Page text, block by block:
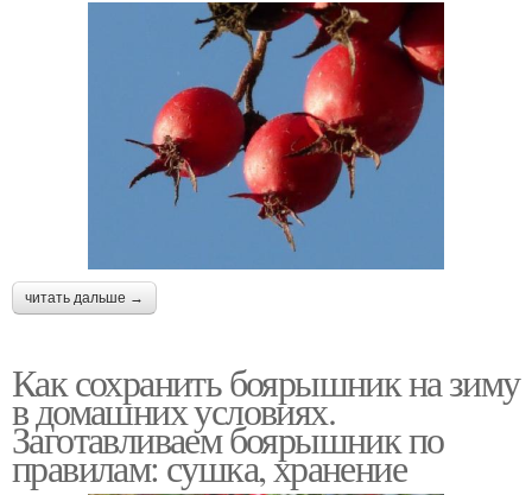
читать дальше →
Как сохранить боярышник на зиму
в домашних условиях.
Заготавливаем боярышник по
правилам: сушка, хранение